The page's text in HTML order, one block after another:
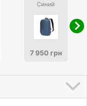
Синий
7 950 грн